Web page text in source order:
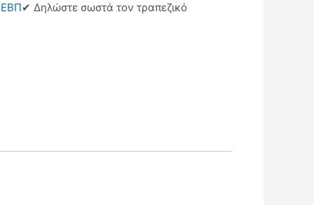
ΕΒΠ✔ Δηλώστε σωστά τον τραπεζικό